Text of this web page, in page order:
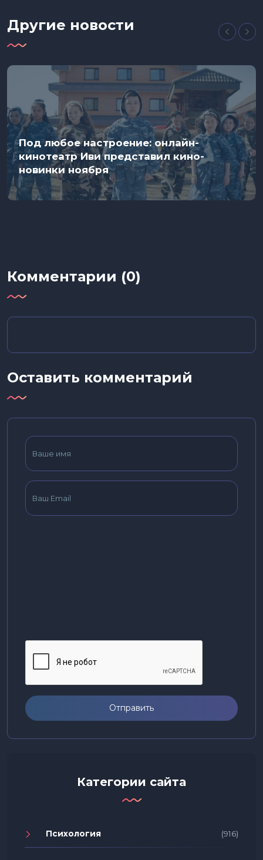
Другие новости
Под любое настроение: онлайн-
кинотеатр Иви представил кино-
новинки ноября
Комментарии (0)
Оставить комментарий
Отправить
Категории сайта
Психология (916)